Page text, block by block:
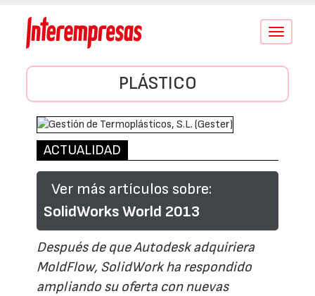
Conmutar
PLÁSTICO
ACTUALIDAD
Ver más artículos sobre:
SolidWorks World 2013
Después de que Autodesk adquiriera
MoldFlow, SolidWork ha respondido
ampliando su oferta con nuevas